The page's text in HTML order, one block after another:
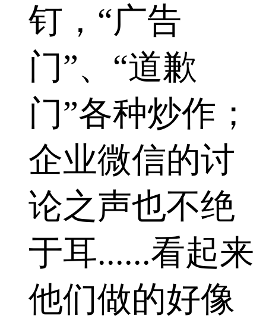
钉，“广告
门”、“道歉
门”各种炒作；
企业微信的讨
论之声也不绝
于耳......看起来
他们做的好像